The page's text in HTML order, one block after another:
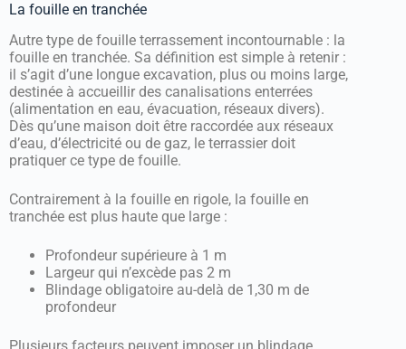
La fouille en tranchée
Autre type de fouille terrassement incontournable : la
fouille en tranchée. Sa définition est simple à retenir :
il s’agit d’une longue excavation, plus ou moins large,
destinée à accueillir des canalisations enterrées
(alimentation en eau, évacuation, réseaux divers).
Dès qu’une maison doit être raccordée aux réseaux
d’eau, d’électricité ou de gaz, le terrassier doit
pratiquer ce type de fouille.
Contrairement à la fouille en rigole, la fouille en
tranchée est plus haute que large :
Profondeur supérieure à 1 m
Largeur qui n’excède pas 2 m
Blindage obligatoire au-delà de 1,30 m de
profondeur